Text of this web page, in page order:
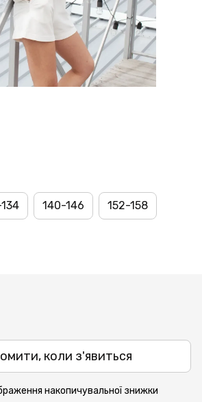
140-146 152-158
коли з'явиться
накопичувальної знижки